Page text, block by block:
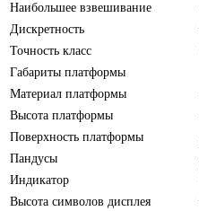
Наибольшее взвешивание
Дискретность
Точность класс
Габариты платформы
Материал платформы
Высота платформы
Поверхность платформы
Пандусы
Индикатор
Высота символов дисплея